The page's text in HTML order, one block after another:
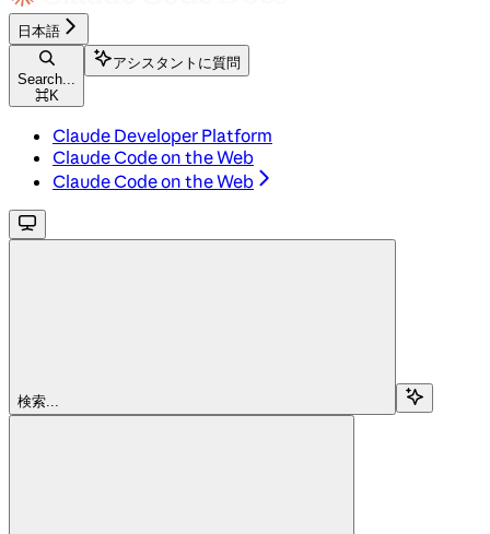
日本語
Search...
⌘K
アシスタントに質問
Claude Developer Platform
Claude Code on the Web
Claude Code on the Web
検索...